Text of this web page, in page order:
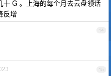
G 。上海的每个月去云盘领话
反增
14
15